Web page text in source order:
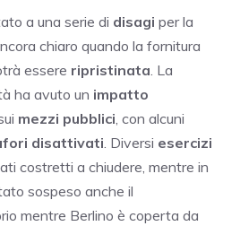
a una serie di disagi per la
chiaro quando la fornitura
essere ripristinata. La
ha avuto un impatto
mezzi pubblici, con alcuni
disattivati. Diversi esercizi
costretti a chiudere, mentre in
sospeso anche il
mentre Berlino è coperta da